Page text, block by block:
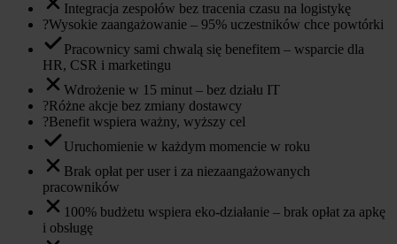
Integracja zespołów bez tracenia czasu na logistykę
?Wysokie zaangażowanie – 95% uczestników chce powtórki
Pracownicy sami chwalą się benefitem – wsparcie dla
HR, CSR i marketingu
Wdrożenie w 15 minut – bez działu IT
?Różne akcje bez zmiany dostawcy
?Benefit wspiera ważny, wyższy cel
Uruchomienie w każdym momencie w roku
Brak opłat per user i za niezaangażowanych
pracowników
100% budżetu wspiera eko-działanie – brak opłat za apkę
i obsługę